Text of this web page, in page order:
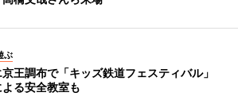
ぶ
京王調布で「キッズ鉄道フェスティバル」
る安全教室も